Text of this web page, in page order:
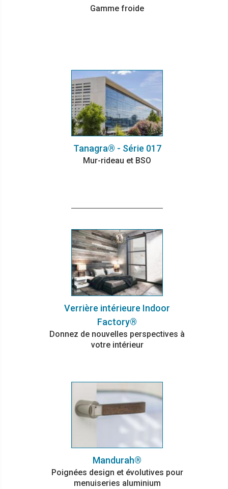
Gamme froide
Tanagra® - Série 017
Mur-rideau et BSO
Verrière intérieure Indoor
Factory®
Donnez de nouvelles perspectives à
votre intérieur
Mandurah®
Poignées design et évolutives pour
menuiseries aluminium